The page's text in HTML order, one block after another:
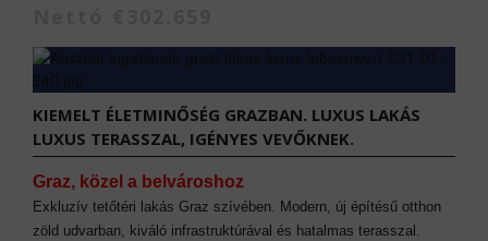
KIEMELT ÉLETMINŐSÉG GRAZBAN. LUXUS LAKÁS
LUXUS TERASSZAL, IGÉNYES VEVŐKNEK.
Graz, közel a belvároshoz
Exkluzív tetőtéri lakás Graz szívében. Modern, új építésű otthon
zöld udvarban, kiváló infrastruktúrával és hatalmas terasszal.